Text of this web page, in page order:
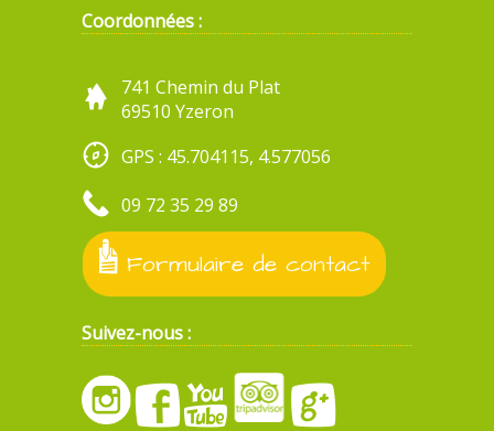
Coordonnées :
741 Chemin du Plat
69510 Yzeron
GPS : 45.704115, 4.577056
09 72 35 29 89
Formulaire de contact
Suivez-nous :